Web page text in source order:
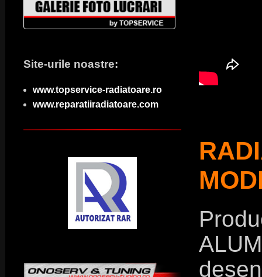
Site-urile noastre:
www.topservice-radiatoare.ro
www.reparatiiradiatoare.com